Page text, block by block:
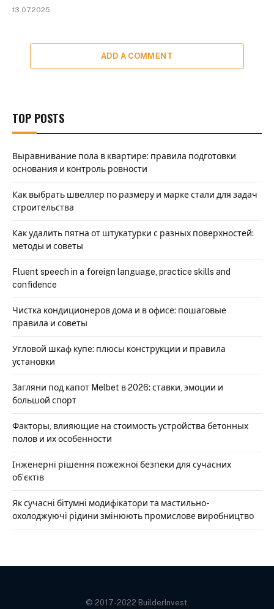
13.07.2025
ADD A COMMENT
TOP POSTS
Выравнивание пола в квартире: правила подготовки
основания и контроль ровности
Как выбрать швеллер по размеру и марке стали для задач
строительства
Как удалить пятна от штукатурки с разных поверхностей:
методы и советы
Fluent speech in a foreign language, practice skills and
confidence
Чистка кондиционеров дома и в офисе: пошаговые
правила и советы
Угловой шкаф купе: плюсы конструкции и правила
установки
Загляни под капот Melbet в 2026: ставки, эмоции и
большой спорт
Факторы, влияющие на стоимость устройства бетонных
полов и их особенности
Інженерні рішення пожежної безпеки для сучасних
об’єктів
Як сучасні бітумні модифікатори та мастильно-
охолоджуючі рідини змінюють промислове виробництво
© 2017-2022 BuilderInvest.